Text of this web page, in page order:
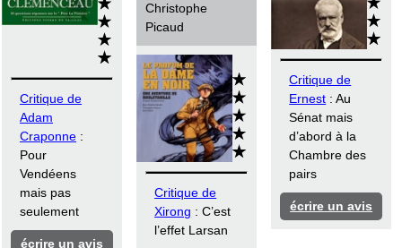
Critique de
Adam
Craponne :
Pour
Vendéens
mais pas
seulement
écrire un avis
Christophe
Picaud
Critique de
Xirong : C’est
l’effet Larsan
Critique de
Ernest : Au
Sénat mais
d’abord à la
Chambre des
pairs
écrire un avis